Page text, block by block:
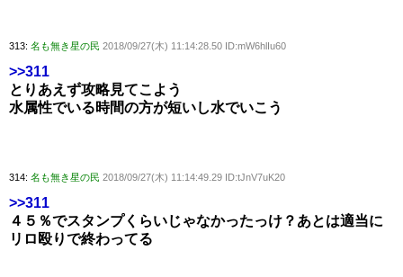
313: 名も無き星の民 2018/09/27(木) 11:14:28.50 ID:mW6hlIu60
>>311
とりあえず攻略見てこよう
水属性でいる時間の方が短いし水でいこう
314: 名も無き星の民 2018/09/27(木) 11:14:49.29 ID:tJnV7uK20
>>311
４５％でスタンプくらいじゃなかったっけ？あとは適当に
リロ殴りで終わってる